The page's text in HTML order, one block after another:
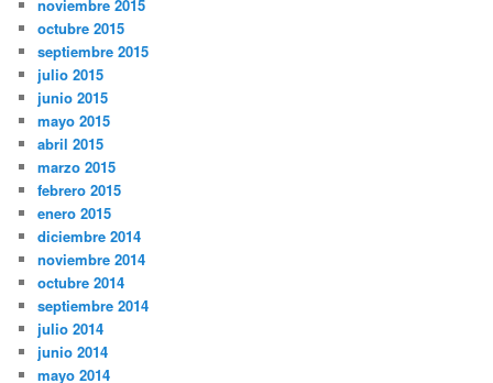
noviembre 2015
octubre 2015
septiembre 2015
julio 2015
junio 2015
mayo 2015
abril 2015
marzo 2015
febrero 2015
enero 2015
diciembre 2014
noviembre 2014
octubre 2014
septiembre 2014
julio 2014
junio 2014
mayo 2014